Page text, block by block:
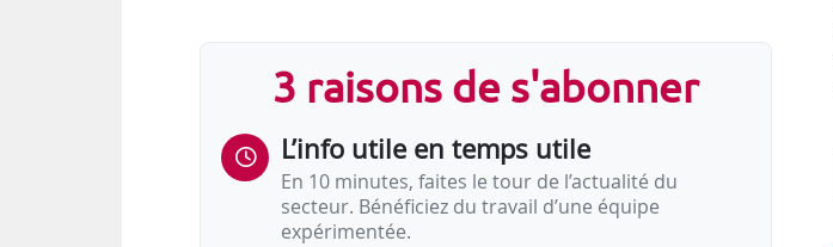
applicables jusqu’au 31/12/2024
3 raisons de s'abonner
L’info utile en temps utile
En 10 minutes, faites le tour de l’actualité du
secteur. Bénéficiez du travail d’une équipe
expérimentée.